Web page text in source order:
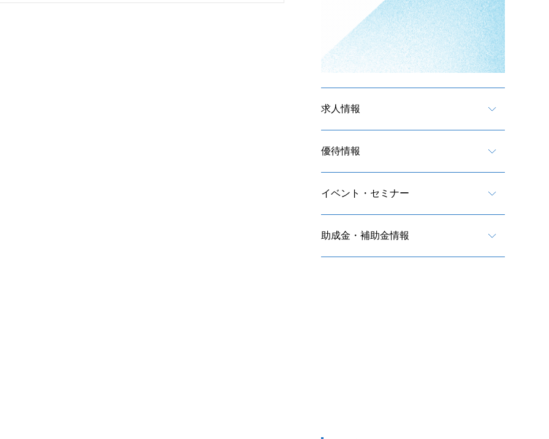
求人情報
優待情報
イベント・セミナー
助成金・補助金情報